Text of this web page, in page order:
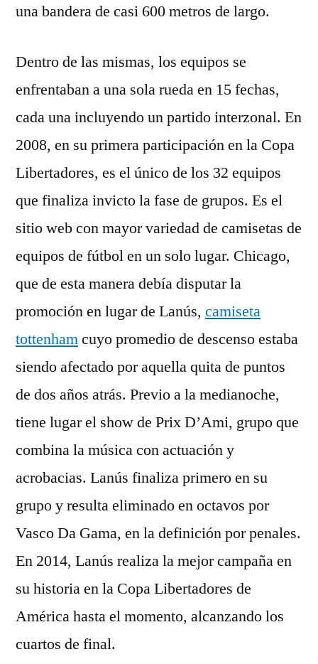
una bandera de casi 600 metros de largo.
Dentro de las mismas, los equipos se
enfrentaban a una sola rueda en 15 fechas,
cada una incluyendo un partido interzonal. En
2008, en su primera participación en la Copa
Libertadores, es el único de los 32 equipos
que finaliza invicto la fase de grupos. Es el
sitio web con mayor variedad de camisetas de
equipos de fútbol en un solo lugar. Chicago,
que de esta manera debía disputar la
promoción en lugar de Lanús, camiseta
tottenhamcuyo promedio de descenso estaba
siendo afectado por aquella quita de puntos
de dos años atrás. Previo a la medianoche,
tiene lugar el show de Prix D’Ami, grupo que
combina la música con actuación y
acrobacias. Lanús finaliza primero en su
grupo y resulta eliminado en octavos por
Vasco Da Gama, en la definición por penales.
En 2014, Lanús realiza la mejor campaña en
su historia en la Copa Libertadores de
América hasta el momento, alcanzando los
cuartos de final.